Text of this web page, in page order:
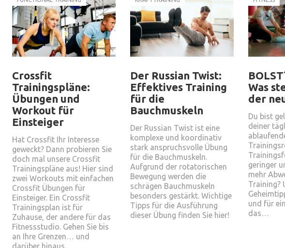
Crossfit
Trainingspläne:
Übungen und
Workout für
Einsteiger
Hat Crossfit Ihr Interesse
geweckt? Dann probieren Sie
doch mal unsere Crossfit
Trainingspläne aus! Hier sind
zwei Workouts mit einfachen
Crossfit Übungen für
Einsteiger. Ein Crossfit
Trainingsplan ist für
Zuhause, der andere für das
Fitnessstudio. Gehen Sie bis
an Ihre Grenzen… und
darüber hinaus.
Der Russian Twist:
Effektives Training
für die
Bauchmuskeln
Der Russian Twist ist eine
komplexe und koordinativ
stark anspruchsvolle Übung
für die Bauchmuskeln.
Aufgrund der rotatorischen
Bewegung werden die
schrägen Bauchmuskeln
besonders gestärkt. Wichtige
Tipps für die Ausführung
dieser Übung finden Sie hier!
Was
der
Du bist
deiner
geringer
mehr
Training?
und für
das…